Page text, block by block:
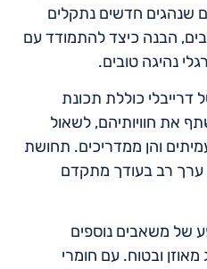
שנהגים חדשים נתקלים
הבנה כיצד להתמודד עם
נהיגה טובים.
כוללת תכונת
את חוויותיהם, לשאול
והן ממדריכים. תחושת
ערך רב בעודך מתקדם
של משאבים נוספים
ובטוח. עם חומרי